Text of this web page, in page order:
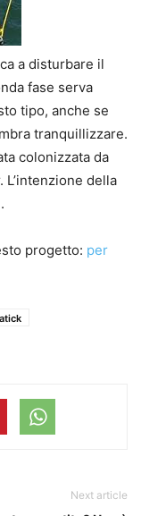
a disturbare il
fase serva
tipo, anche se
tranquillizzare.
colonizzata da
della
progetto: per
Next article